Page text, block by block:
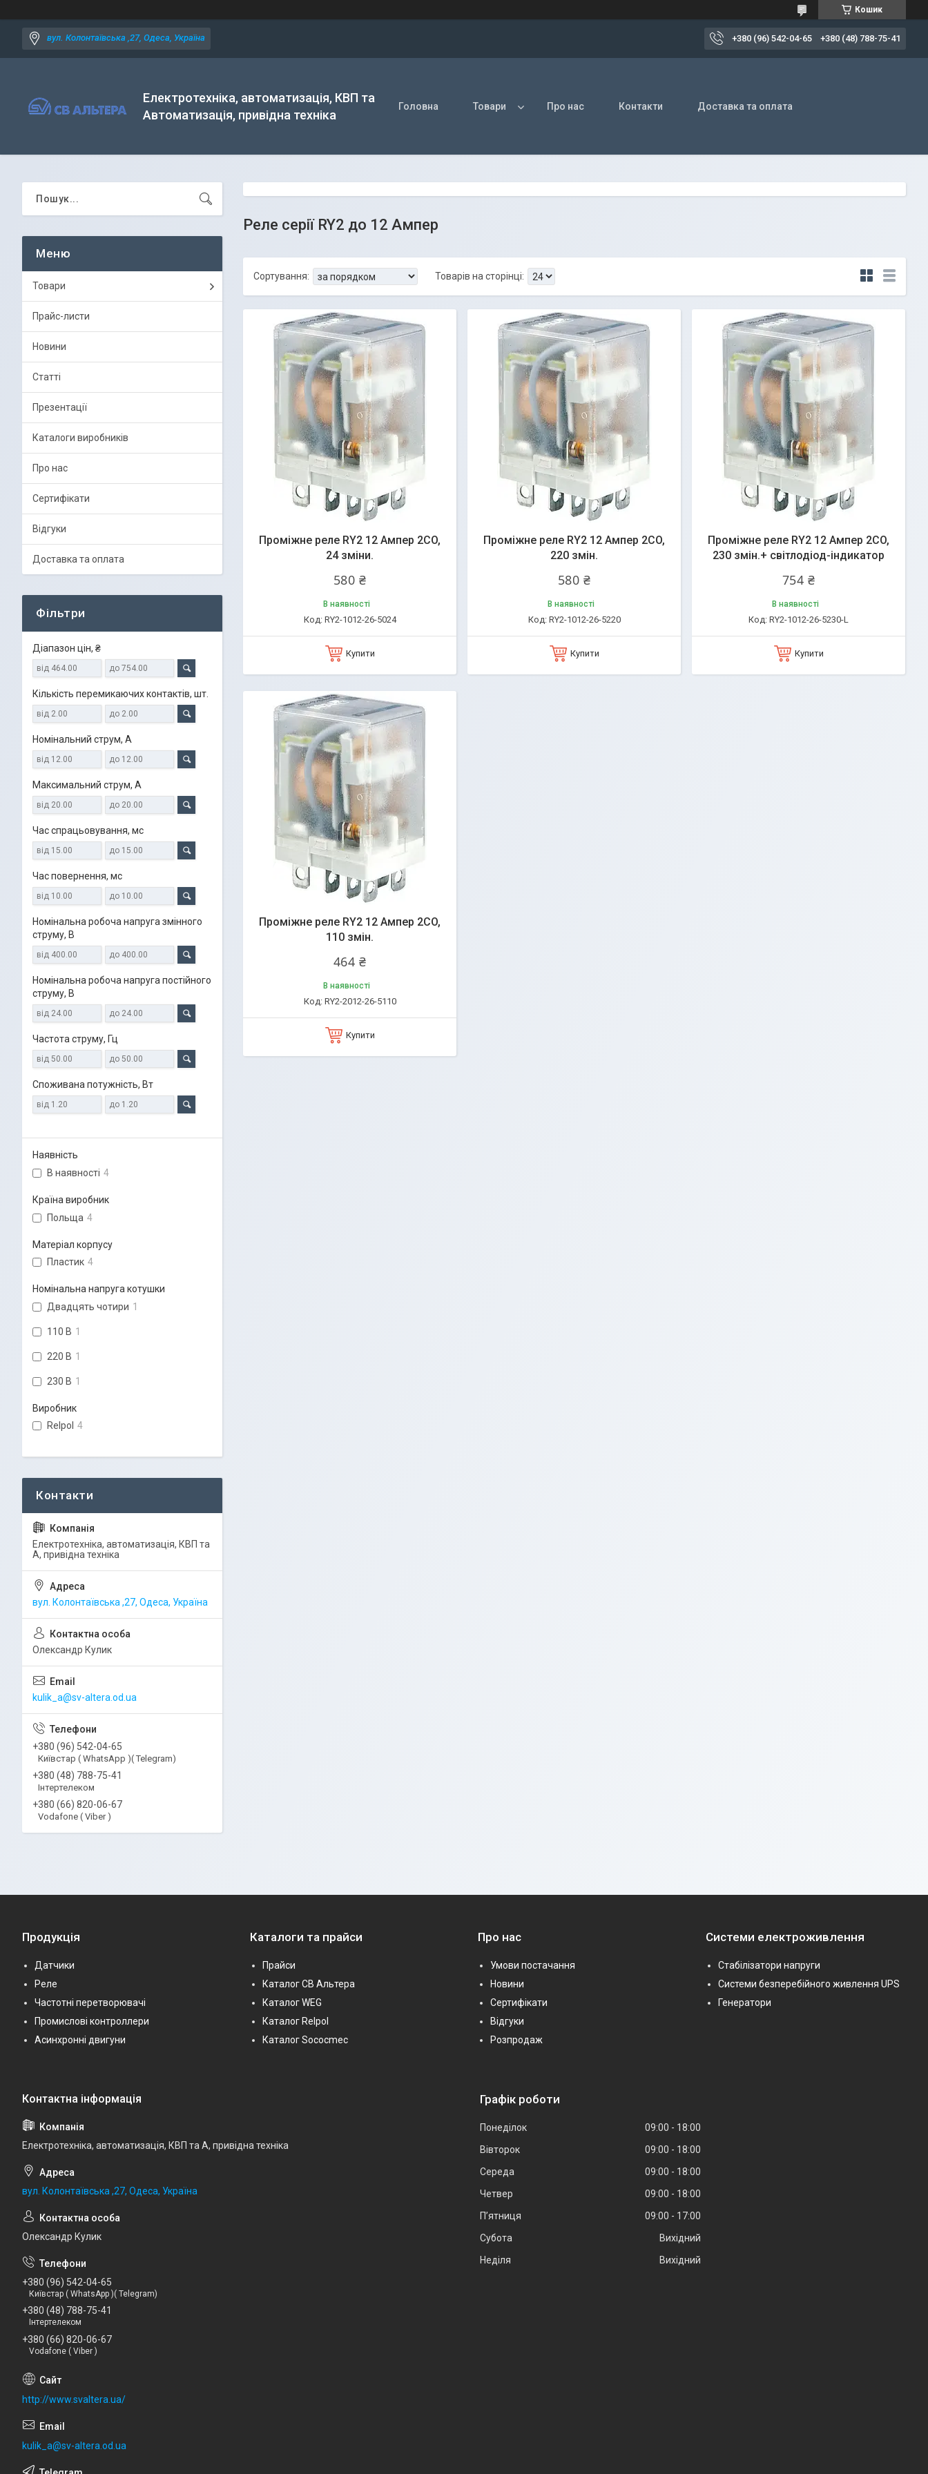
Кошик
вул. Колонтаївська ,27, Одеса, Україна +380 (96) 542-04-65 +380 (48) 788-75-41
Електротехніка, автоматизація, КВП та
Автоматизація, привідна техніка
Головна Товари Про нас Контакти Доставка та оплата
Реле серії RY2 до 12 Ампер
Проміжне реле RY2 12 Ампер 2CO,
24 зміни.
580 ₴
В наявності
RY2-1012-26-5024
Купити
Проміжне реле RY2 12 Ампер 2CO,
220 змін.
580 ₴
В наявності
RY2-1012-26-5220
Купити
Проміжне реле RY2 12 Ампер 2CO,
230 змін.+ світлодіод-індикатор
754 ₴
В наявності
RY2-1012-26-5230-L
Купити
Проміжне реле RY2 12 Ампер 2CO,
110 змін.
464 ₴
В наявності
RY2-2012-26-5110
Купити
Товари
Прайс-листи
Новини
Статті
Презентації
Каталоги виробників
Про нас
Сертифікати
Відгуки
Доставка та оплата
Фільтри
Діапазон цін, ₴
Кількість перемикаючих контактів, шт.
Номінальний струм, А
Максимальний струм, А
Час спрацьовування, мс
Час повернення, мс
Номінальна робоча напруга змінного
струму, В
Номінальна робоча напруга постійного
струму, В
Частота струму, Гц
Споживана потужність, Вт
Наявність
В наявності 4
Країна виробник
Польща 4
Матеріал корпусу
Пластик 4
Номінальна напруга котушки
Двадцять чотири 1
110 В 1
220 В 1
230 В 1
Виробник
Relpol 4
Електротехніка, автоматизація, КВП та
А, привідна техніка
вул. Колонтаївська ,27, Одеса, Україна
Олександр Кулик
kulik_a@sv-altera.od.ua
+380 (96) 542-04-65
Київстар ( WhatsApp )( Telegram)
+380 (48) 788-75-41
Інтертелеком
+380 (66) 820-06-67
Vodafone ( Viber )
Продукція
Датчики
Реле
Частотні перетворювачі
Промислові контроллери
Асинхронні двигуни
Каталоги та прайси
Прайси
Каталог СВ Альтера
Каталог WEG
Каталог Relpol
Каталог Sococmec
Про нас
Умови постачання
Новини
Сертифікати
Відгуки
Розпродаж
Системи електроживлення
Стабілізатори напруги
Системи безперебійного живлення UPS
Генератори
Електротехніка, автоматизація, КВП та А, привідна техніка
вул. Колонтаївська ,27, Одеса, Україна
Олександр Кулик
+380 (96) 542-04-65
Київстар ( WhatsApp )( Telegram)
+380 (48) 788-75-41
Інтертелеком
+380 (66) 820-06-67
Vodafone ( Viber )
http://www.svaltera.ua/
kulik_a@sv-altera.od.ua
Графік роботи
Понеділок 09:00
18:00
Вівторок
09:00
18:00
Середа
09:00
18:00
Четвер
09:00
18:00
Пʼятниця
09:00
17:00
Субота
Вихідний
Неділя
Вихідний